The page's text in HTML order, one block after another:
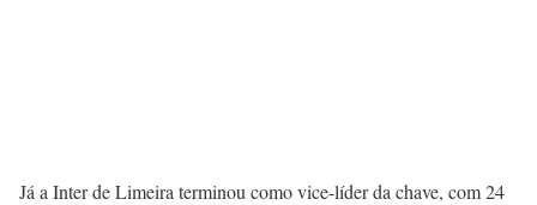
Já a Inter de Limeira terminou como vice-líder da chave, com 24